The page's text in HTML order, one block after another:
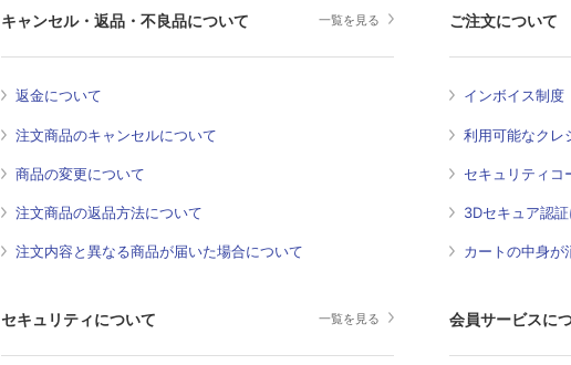
キャンセル・返品・不良品について 一覧を見る
返金について
注文商品のキャンセルについて
商品の変更について
注文商品の返品方法について
注文内容と異なる商品が届いた場合について
ご注文について
インボイス制度
利用可能なクレ
セキュリティコ
3Dセキュア認
カートの中身が
セキュリティについて 一覧を見る 会員サービスに